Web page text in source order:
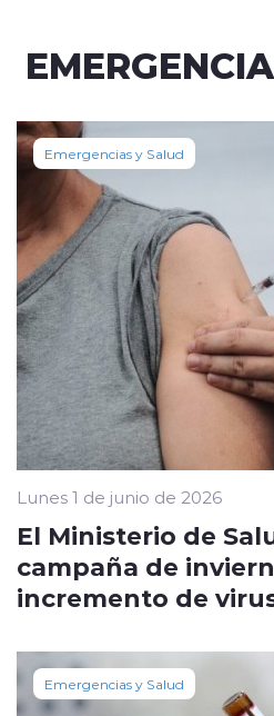
Emergencias y Salud
Lunes 1 de junio de 2026
El Ministerio de
campaña de
incremento de
Emergencias y Salud